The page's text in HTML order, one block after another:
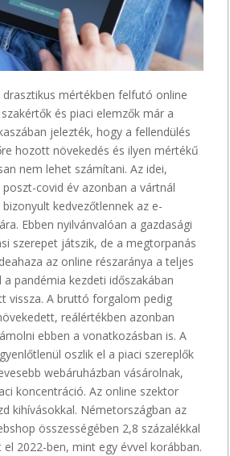
mértékben felfutó online
és piaci elemzők már a
jelezték, hogy a fellendülés
hozott növekedés és ilyen mértékű
nem lehet számítani. Az idei,
covid év azonban a vártnál
kedvezőtlennek az e-
Ebben nyilvánvalóan a gazdasági
szerepet játszik, de a megtorpanás
az online részaránya a teljes
pandémia kezdeti időszakában
vissza. A bruttó forgalom pedig
reálértékben azonban
ebben a vonatkozásban is. A
oszlik el a piaci szereplők
webáruházban vásárolnak,
koncentráció. Az online szektor
kihívásokkal. Németországban az
összességében 2,8 százalékkal
2022-ben, mint egy évvel korábban.